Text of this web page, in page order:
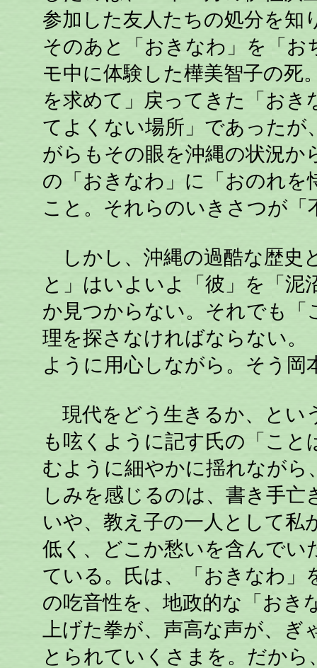
参加した友人たちの処分を知
そのあと「おきなわ」を「お
モ中に体験した樺美智子の死
を求めて」戻ってきた「お
てよくない場所」であったが
がらもその眼を沖縄の状況か
の「おきなわ」に「おのれ
こと。それらのいきさつが
しかし、沖縄の過酷な歴史
と」はいよいよ「彼」を「
か見つからない。それでも
理を探さなければならない。
ように用心しながら。そう岡
現代をどう生きるか、とい
も呟くように記す氏の「こ
むように細やかに揺れなが
しみを感じるのは、書き手
いや、教え子の一人として
低く、どこか愁いを含んでい
ている。氏は、「おきなわ」
の吃音性を、地政的な「おき
上げた拳が、声高な声が、
とられていくさまを。だか